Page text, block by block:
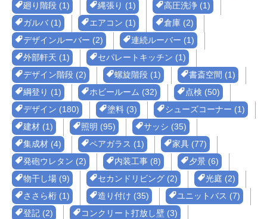
廻り階段 (1)
縄張り (1)
高圧洗浄 (1)
ガルバ (1)
エアコン (1)
倉庫 (2)
デザインルーバー (2)
連続ルーバー (1)
外部軒天 (1)
セパレートキッチン (1)
デザイン階段 (2)
螺旋階段 (1)
書斎空間 (1)
綱登り (1)
ホビールーム (32)
点検 (50)
デザイン (180)
塗料 (3)
シューズコーナー (1)
建材 (1)
照明 (95)
サッシ (35)
集成材 (4)
ペアガラス (1)
家具 (77)
発砲ウレタン (2)
内装工事 (8)
夕景 (6)
物干し場 (9)
セカンドリビング (2)
光庭 (2)
ささら桁 (1)
造り付け (35)
ユニットバス (7)
登記 (2)
コンクリート打放し壁 (3)